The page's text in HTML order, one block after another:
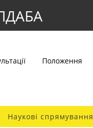
Положення
Наукові спрямування